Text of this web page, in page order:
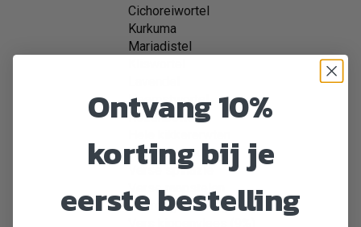
Cichoreiwortel
Kurkuma
Mariadistel
Heemstwortel
Rozenbottels.
Hele pinto bonen
Verse spinazie
Verse raapstelen
Gedroogde haring (8%)
Ontvang 10%
korting bij je
eerste bestelling